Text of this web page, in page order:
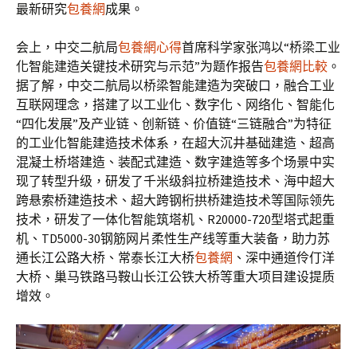
最新研究包養網成果。
会上，中交二航局包養網心得首席科学家张鸿以“桥梁工业
化智能建造关键技术研究与示范”为题作报告包養網比較 。
据了解，中交二航局以桥梁智能建造为突破口，融合工业
互联网理念，搭建了以工业化、数字化、网络化、智能化
“四化发展”及产业链、创新链、价值链“三链融合”为特征
的工业化智能建造技术体系，在超大沉井基础建造、超高
混凝土桥塔建造、装配式建造、数字建造等多个场景中实
现了转型升级，研发了千米级斜拉桥建造技术、海中超大
跨悬索桥建造技术、超大跨钢桁拱桥建造技术等国际领先
技术，研发了一体化智能筑塔机、R20000-720型塔式起重
机、TD5000-30钢筋网片柔性生产线等重大装备，助力苏
通长江公路大桥、常泰长江大桥包養網 、深中通道伶仃洋
大桥、巢马铁路马鞍山长江公铁大桥等重大项目建设提质
增效。